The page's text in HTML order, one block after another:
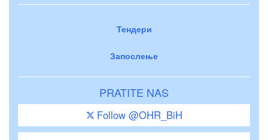
Тендери
Запослење
PRATITE NAS
Follow @OHR_BiH